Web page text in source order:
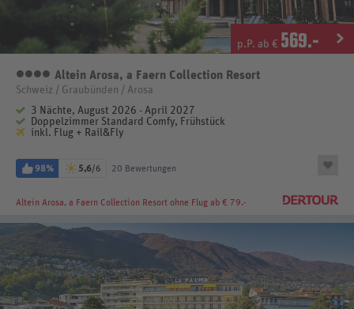
p.P. ab € 569.-
4 Sterne
Altein Arosa, a Faern Collection Resort
Schweiz / Graubünden / Arosa
3 Nächte, August 2026 - April 2027
Doppelzimmer Standard Comfy, Frühstück
inkl. Flug + Rail&Fly
98% 5,6/6 20 Bewertungen
Altein Arosa, a Faern Collection Resort ohne Flug ab € 79.-